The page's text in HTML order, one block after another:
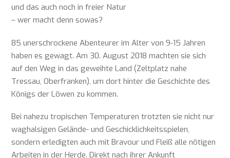
und das auch noch in freier Natur
– wer macht denn sowas?
85 unerschrockene Abenteurer im Alter von 9-15 Jahren
haben es gewagt. Am 30. August 2018 machten sie sich
auf den Weg in das geweihte Land (Zeltplatz nahe
Tressau, Oberfranken), um dort hinter die Geschichte des
Königs der Löwen zu kommen.
Bei nahezu tropischen Temperaturen trotzten sie nicht nur
waghalsigen Gelände- und Geschicklichkeitsspielen,
sondern erledigten auch mit Bravour und Fleiß alle nötigen
Arbeiten in der Herde. Direkt nach ihrer Ankunft